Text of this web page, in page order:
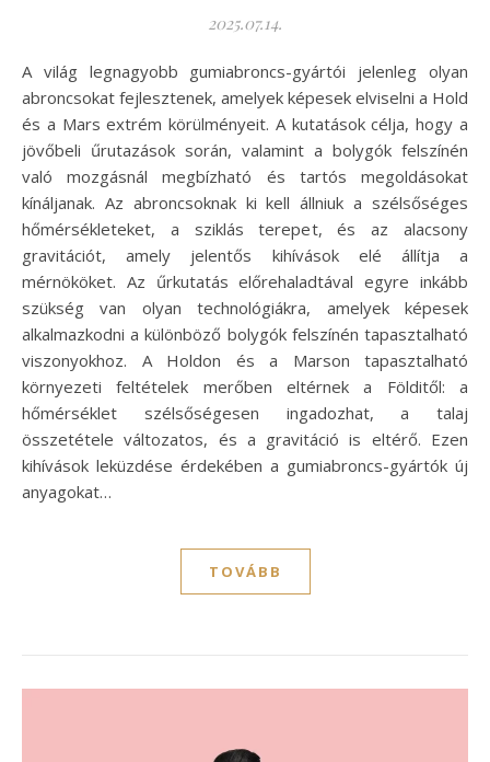
2025.07.14.
A világ legnagyobb gumiabroncs-gyártói jelenleg olyan
abroncsokat fejlesztenek, amelyek képesek elviselni a Hold
és a Mars extrém körülményeit. A kutatások célja, hogy a
jövőbeli űrutazások során, valamint a bolygók felszínén
való mozgásnál megbízható és tartós megoldásokat
kínáljanak. Az abroncsoknak ki kell állniuk a szélsőséges
hőmérsékleteket, a sziklás terepet, és az alacsony
gravitációt, amely jelentős kihívások elé állítja a
mérnököket. Az űrkutatás előrehaladtával egyre inkább
szükség van olyan technológiákra, amelyek képesek
alkalmazkodni a különböző bolygók felszínén tapasztalható
viszonyokhoz. A Holdon és a Marson tapasztalható
környezeti feltételek merőben eltérnek a Földitől: a
hőmérséklet szélsőségesen ingadozhat, a talaj
összetétele változatos, és a gravitáció is eltérő. Ezen
kihívások leküzdése érdekében a gumiabroncs-gyártók új
anyagokat…
TOVÁBB